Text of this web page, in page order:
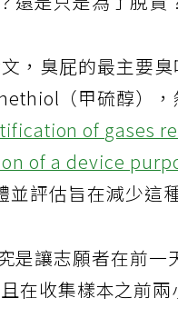
還是只是為了脫責
，臭屁的最主要
（甲硫醇）
of gases
of a device
並評估旨在減少這
是讓志願者在前一
在收集樣本之前兩